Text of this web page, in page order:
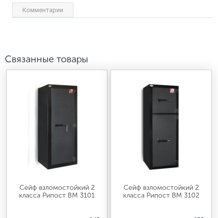
Комментарии
Связанные товары
Сейф взломостойкий 2
класса Рипост ВМ 3101
Сейф взломостойкий 2
класса Рипост ВМ 3102